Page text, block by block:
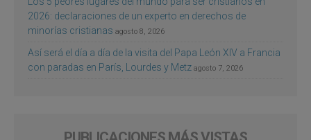
2026: declaraciones de un experto en derechos de
minorías cristianas agosto 8, 2026
Así será el día a día de la visita del Papa León XIV a Francia
con paradas en París, Lourdes y Metz agosto 7, 2026